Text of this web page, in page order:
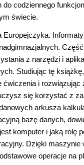
do codziennego
świecie.
Europejczyka.
z narzędzi i
Studiując tę
ćwiczenia i rozwiązując
się korzystać z
arkusza
bazę danych,
komputer i jaką rolę
Dzięki maszynie
operacje na